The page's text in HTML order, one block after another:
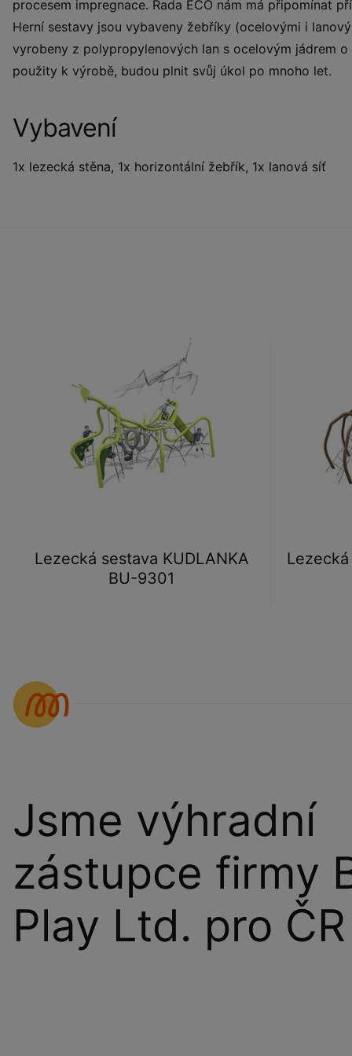
procesem impregnace. Řada ECO nám má připomínat
Herní sestavy jsou vybaveny žebříky (ocelovými i
vyrobeny z polypropylenových lan s ocelovým jádrem o
použity k výrobě, budou plnit svůj úkol po mnoho let.
Vybavení
1x lezecká stěna, 1x horizontální žebřík, 1x lanová síť
Lezecká sestava KUDLANKA
BU-9301
Jsme výhradní
zástupce firmy
Play Ltd. pro ČR